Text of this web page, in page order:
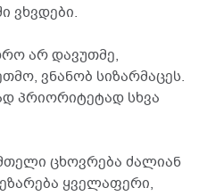
ვხვდები.
არ დავუთმე,
ვნანობ სიზარმაცეს.
პრიორიტეტად სხვა
ცხოვრება ძალიან
ყველაფერი,